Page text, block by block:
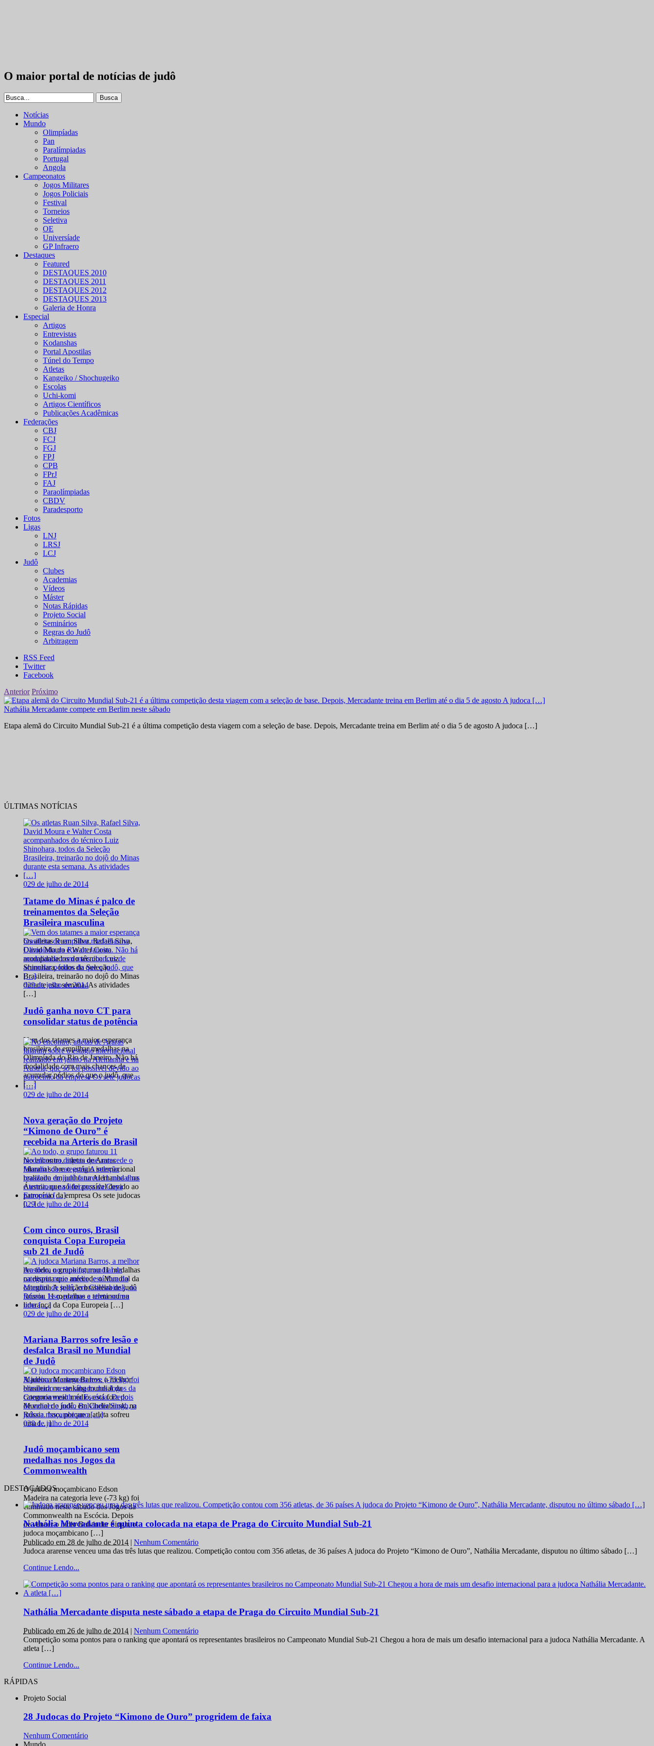
O maior portal de notícias de judô
Notícias
Mundo
Olimpíadas
Pan
Paralímpiadas
Portugal
Angola
Campeonatos
Jogos Militares
Jogos Policiais
Festival
Torneios
Seletiva
OE
Universíade
GP Infraero
Destaques
Featured
DESTAQUES 2010
DESTAQUES 2011
DESTAQUES 2012
DESTAQUES 2013
Galeria de Honra
Especial
Artigos
Entrevistas
Kodanshas
Portal Apostilas
Túnel do Tempo
Atletas
Kangeiko / Shochugeiko
Escolas
Uchi-komi
Artigos Científicos
Publicações Acadêmicas
Federações
CBJ
FCJ
FGJ
FPJ
CPB
FPrJ
FAJ
Paraolímpiadas
CBDV
Paradesporto
Fotos
Ligas
LNJ
LRSJ
LCJ
Judô
Clubes
Academias
Vídeos
Máster
Notas Rápidas
Projeto Social
Seminários
Regras do Judô
Arbitragem
RSS Feed
Twitter
Facebook
Anterior Próximo
Nathália Mercadante compete em Berlim neste sábado
Etapa alemã do Circuito Mundial Sub-21 é a última competição desta viagem com a seleção de base. Depois, Mercadante treina em Berlim até o dia 5 de agosto A judoca […]
ÚLTIMAS NOTÍCIAS
029 de julho de 2014
Tatame do Minas é palco de
treinamentos da Seleção
Brasileira masculina
Os atletas Ruan Silva, Rafael Silva,
David Moura e Walter Costa
acompanhados do técnico Luiz
Shinohara, todos da Seleção
Brasileira, treinarão no dojô do Minas
durante esta semana. As atividades
[…]
029 de julho de 2014
Judô ganha novo CT para
consolidar status de potência
Vem dos tatames a maior esperança
brasileira de empilhar medalhas na
Olimpíada do Rio de Janeiro. Não há
modalidade com mais chances de
acumular pódios do que o judô, que
[…]
029 de julho de 2014
Nova geração do Projeto
“Kimono de Ouro” é
recebida na Arteris do Brasil
No encontro, atletas de Araras
falaram sobre o estágio internacional
realizado em junho na Alemanha e na
Áustria, que só foi possível devido ao
patrocínio da empresa Os sete judocas
[…]
029 de julho de 2014
Com cinco ouros, Brasil
conquista Copa Europeia
sub 21 de Judô
Ao todo, o grupo faturou 11 medalhas
na disputa que antecede o Mundial da
categoria A seleção brasileira de judô
faturou 11 medalhas e terminou na
liderança da Copa Europeia […]
029 de julho de 2014
Mariana Barros sofre lesão e
desfalca Brasil no Mundial
de Judô
A judoca Mariana Barros, a melhor
brasileira no ranking mundial da
categoria meio médio, está fora do
Mundial de judô, em Cheliabinsk, na
Rússia. Isso, porque a atleta sofreu
uma […]
028 de julho de 2014
Judô moçambicano sem
medalhas nos Jogos da
Commonwealth
O judoca moçambicano Edson
Madeira na categoria leve (-73 kg) foi
eliminado neste sábado dos Jogos da
Commonwealth na Escócia. Depois
de vencer o índio Balvinder Singh, o
judoca moçambicano […]
DESTACADOS
Nathália Mercadante é quinta colocada na etapa de Praga do Circuito Mundial Sub-21
Publicado em 28 de julho de 2014 | Nenhum Comentário
Judoca ararense venceu uma das três lutas que realizou. Competição contou com 356 atletas, de 36 países A judoca do Projeto “Kimono de Ouro”, Nathália Mercadante, disputou no último sábado […]
Continue Lendo...
Nathália Mercadante disputa neste sábado a etapa de Praga do Circuito Mundial Sub-21
Publicado em 26 de julho de 2014 | Nenhum Comentário
Competição soma pontos para o ranking que apontará os representantes brasileiros no Campeonato Mundial Sub-21 Chegou a hora de mais um desafio internacional para a judoca Nathália Mercadante. A
atleta […]
Continue Lendo...
RÁPIDAS
Projeto Social
28 Judocas do Projeto “Kimono de Ouro” progridem de faixa
Nenhum Comentário
Mundo